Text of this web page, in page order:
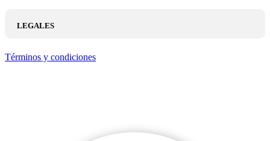
LEGALES
Términos y condiciones